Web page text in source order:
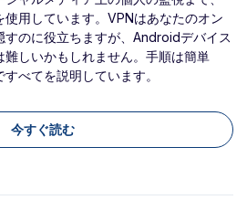
用しています。VPNはあなたのオン
すのに役立ちますが、Androidデバイス
難しいかもしれません。手順は簡単
べてを説明しています。
今すぐ読む